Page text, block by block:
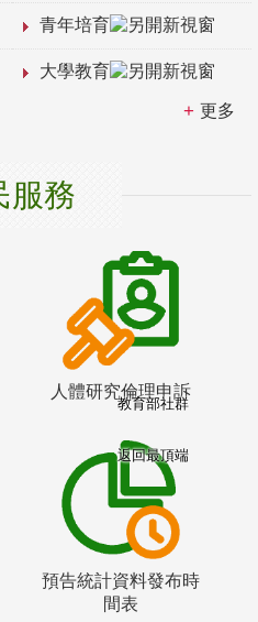
青年培育
大學教育
更多
服務
人體研究倫理申訴
預告統計資料發布時
間表
教育部社群
返回最頂端